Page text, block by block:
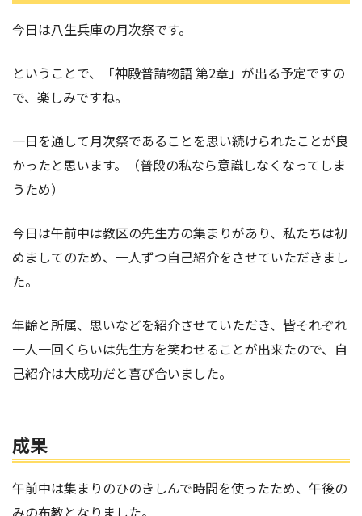
今日は八生兵庫の月次祭です。
ということで、「神殿普請物語 第2章」が出る予定ですの
で、楽しみですね。
一日を通して月次祭であることを思い続けられたことが良
かったと思います。（普段の私なら意識しなくなってしま
うため）
今日は午前中は教区の先生方の集まりがあり、私たちは初
めましてのため、一人ずつ自己紹介をさせていただきまし
た。
年齢と所属、思いなどを紹介させていただき、皆それぞれ
一人一回くらいは先生方を笑わせることが出来たので、自
己紹介は大成功だと喜び合いました。
成果
午前中は集まりのひのきしんで時間を使ったため、午後の
みの布教となりました。